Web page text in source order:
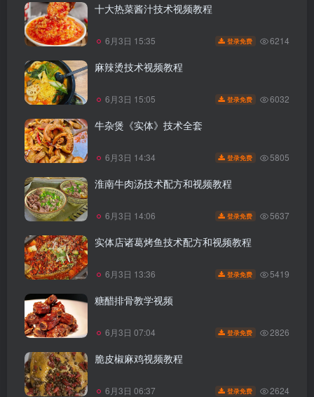
十大热菜酱汁技术视频教程
6月3日 15:35 登录免费 6214
麻辣烫技术视频教程
6月3日 15:05 登录免费 6032
牛杂煲《实体》技术全套
6月3日 14:34 登录免费 5805
淮南牛肉汤技术配方和视频教程
6月3日 14:06 登录免费 5637
实体店诸葛烤鱼技术配方和视频教程
6月3日 13:36 登录免费 5419
糖醋排骨教学视频
6月3日 07:04 登录免费 2826
脆皮椒麻鸡视频教程
6月3日 06:37 登录免费 2624